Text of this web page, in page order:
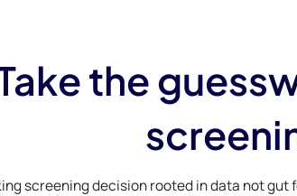
the
screening decision rooted in data not gut